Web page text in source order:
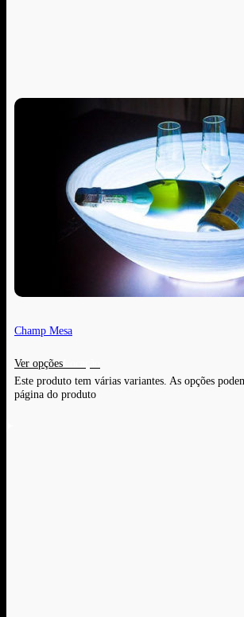
Champ Mesa
Ver opções
Este produto tem várias variantes. As opções
página do produto